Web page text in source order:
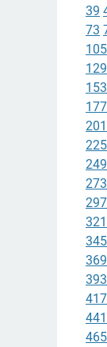
39
73
105
129
153
177
201
225
249
273
297
321
345
369
393
417
441
465